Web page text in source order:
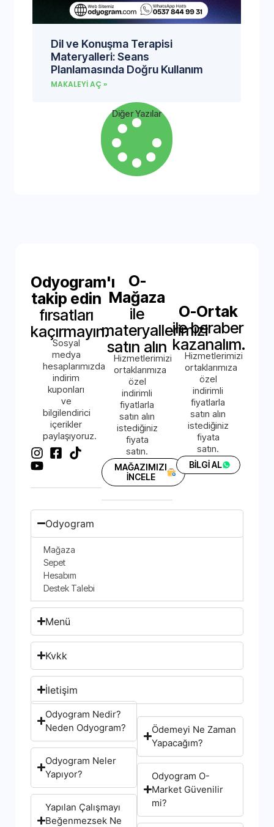
Dil ve Konuşma Terapisi
Materyalleri: Seans
Planlamasında Doğru Kullanım
MAKALEYI AÇ »
Diğer Yazılar
Odyogram'ı
takip edin
fırsatları
kaçırmayın.
Sosyal
medya
hesaplarımızda
indirim
kuponları
ve
bilgilendirici
içerikler
paylaşıyoruz.
O-
Mağaza
ile
materyallerimizi
satın alın
Hizmetlerimizi
ortaklarımıza
özel
indirimli
fiyatlarla
satın alın
istediğiniz
fiyata
satın.
MAĞAZIMIZI
İNCELE
O-Ortak
ile beraber
kazanalım.
Hizmetlerimizi
ortaklarımıza
özel
indirimli
fiyatlarla
satın alın
istediğiniz
fiyata
satın.
BİLGİ AL
Odyogram
Mağaza
Sepet
Hesabım
Destek Talebi
Menü
Kvkk
İletişim
Odyogram Nedir?
Neden Odyogram?
Odyogram Neler
Yapıyor?
Yapılan Çalışmayı
Beğenmezsek Ne
Ödemeyi Ne Zaman
Yapacağım?
Odyogram O-
Market Güvenilir
mi?